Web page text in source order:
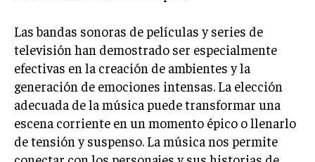
Las bandas sonoras de películas y series de
televisión han demostrado ser especialmente
efectivas en la creación de ambientes y la
generación de emociones intensas. La elección
adecuada de la música puede transformar una
escena corriente en un momento épico o llenarlo
de tensión y suspenso. La música nos permite